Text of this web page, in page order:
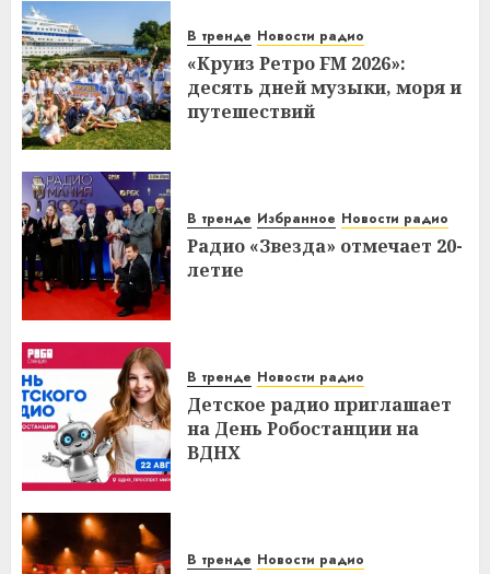
В тренде Новости радио
«Круиз Ретро FM 2026»:
десять дней музыки, моря и
путешествий
В тренде Избранное Новости радио
Радио «Звезда» отмечает 20-
летие
В тренде Новости радио
Детское радио приглашает
на День Робостанции на
ВДНХ
В тренде Новости радио